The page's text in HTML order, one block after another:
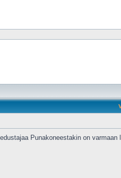
Punakoneestakin on